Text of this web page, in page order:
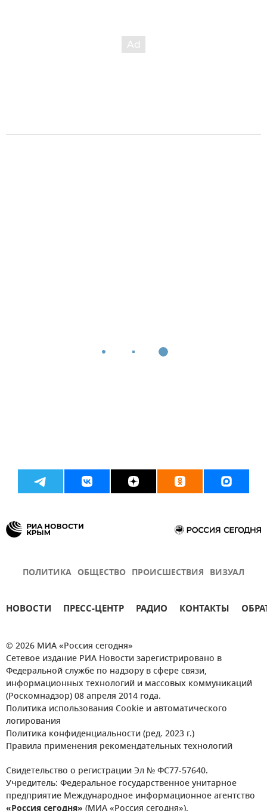
ПОЛИТИКА ОБЩЕСТВО ПРОИСШЕСТВИЯ ВИЗУАЛ
НОВОСТИ ПРЕСС-ЦЕНТР РАДИО КОНТАКТЫ
© 2026 МИА «Россия сегодня»
Сетевое издание РИА Новости зарегистрировано в
Федеральной службе по надзору в сфере связи,
информационных технологий и массовых коммуникаций
(Роскомнадзор) 08 апреля 2014 года.
Политика использования Cookie и автоматического
логирования
Политика конфиденциальности (ред. 2023 г.)
Правила применения рекомендательных технологий
Свидетельство о регистрации Эл № ФС77-57640.
Учредитель: Федеральное государственное унитарное
предприятие Международное информационное агентство